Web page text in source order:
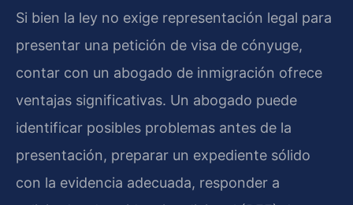
Si bien la ley no exige representación legal para
presentar una petición de visa de cónyuge,
contar con un abogado de inmigración ofrece
ventajas significativas. Un abogado puede
identificar posibles problemas antes de la
presentación, preparar un expediente sólido
con la evidencia adecuada, responder a